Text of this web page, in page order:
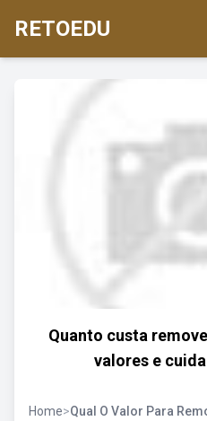
RETOEDU
Quanto custa
valores e
Home>Qual O Valor Para